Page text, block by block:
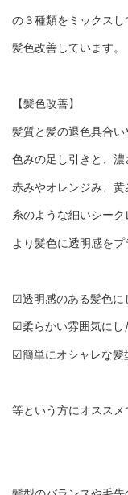
の３種類をミックスし
髪色改善しています。
【髪色改善】
髪質と髪の退色具合
色みの足し引きと、
赤みやオレンジみ、黄
糸のような細いシー
より髪色に透明感をプ
☑︎透明感のある髪色に
☑︎柔らかい雰囲気にし
☑︎簡単にオシャレな髪
等という方にオススメ